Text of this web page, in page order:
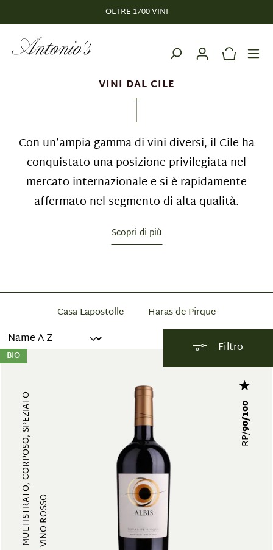
OLTRE 1700 VINI
VINI DAL CILE
Con un’ampia gamma di vini diversi, il Cile ha
conquistato una posizione privilegiata nel
mercato internazionale e si è rapidamente
affermato nel segmento di alta qualità.
Scopri di più
Casa Lapostolle Haras de Pirque
Filtro
BIO
MULTISTRATO, CORPOSO, SPEZIATOVINO ROSSO
RP/
90/100